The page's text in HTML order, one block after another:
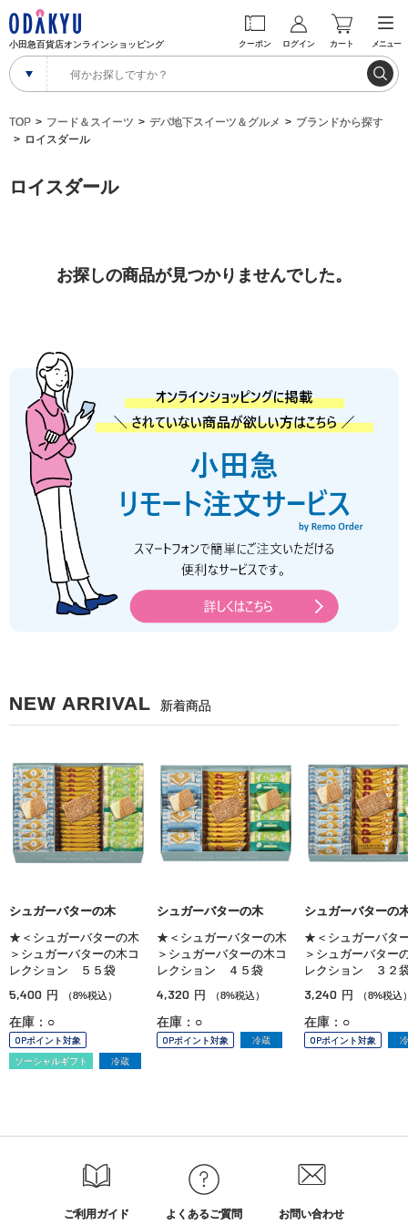
小田急百貨店オンラインショッピング クーポン ログイン カート メニュー
TOP フード＆スイーツ デパ地下スイーツ＆グルメ
ブランドから探す
ロイスダール
ロイスダール
お探しの商品が見つかりませんでした。
NEW ARRIVAL 新着商品
シュガーバターの木
★＜シュガーバターの木
＞シュガーバターの木コ
レクション ５５袋
5,400 円 （8%税込）
在庫：○
OPポイント対象
ソーシャルギフト
冷蔵
シュガーバターの木
★＜シュガーバターの木
＞シュガーバターの木コ
レクション ４５袋
4,320 円 （8%税込）
在庫：○
OPポイント対象 冷蔵
シュガーバターの
★＜シュガーバタ
＞シュガーバター
レクション ３２
3,240 円 （8%税込
在庫：○
OPポイント対象
ご利用ガイド よくあるご質問 お問い合わせ